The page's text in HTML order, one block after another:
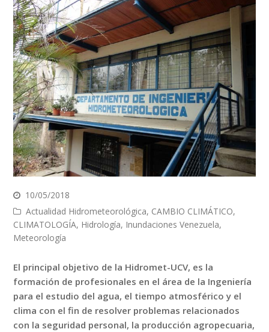
10/05/2018
Actualidad Hidrometeorológica, CAMBIO CLIMÁTICO,
CLIMATOLOGÍA, Hidrología, Inundaciones Venezuela,
Meteorología
El principal objetivo de la Hidromet-UCV, es la
formación de profesionales en el área de la Ingeniería
para el estudio del agua, el tiempo atmosférico y el
clima con el fin de resolver problemas relacionados
con la seguridad personal, la producción agropecuaria,